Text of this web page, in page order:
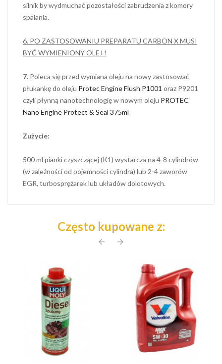
silnik by wydmuchać pozostałości zabrudzenia z komory
spalania.
6. PO ZASTOSOWANIU PREPARATU CARBON X MUSI
BYĆ WYMIENIONY OLEJ !
7. Poleca się przed wymiana oleju na nowy zastosować
płukankę do oleju Protec Engine Flush P1001 oraz P9201
czyli płynną nanotechnologię w nowym oleju PROTEC
Nano Engine Protect & Seal 375ml
Zużycie:
500 ml pianki czyszczącej (K1) wystarcza na 4-8 cylindrów
(w zależności od pojemności cylindra) lub 2-4 zaworów
EGR, turbosprężarek lub układów dolotowych.
Często kupowane z:
arrow_back arrow_forward